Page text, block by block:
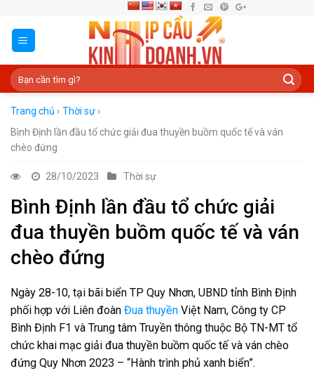
content
Trang chủ › Thời sự ›
Bình Định lần đầu tổ chức giải đua thuyền buồm quốc tế và ván
chèo đứng
28/10/2023 Thời sự
Bình Định lần đầu tổ chức giải
đua thuyền buồm quốc tế và ván
chèo đứng
Ngày 28-10, tại bãi biển TP Quy Nhơn, UBND tỉnh Bình Định
phối hợp với Liên đoàn Đua thuyền Việt Nam, Công ty CP
Bình Định F1 và Trung tâm Truyền thông thuộc Bộ TN-MT tổ
chức khai mạc giải đua thuyền buồm quốc tế và ván chèo
đứng Quy Nhơn 2023 – “Hành trình phủ xanh biển”.